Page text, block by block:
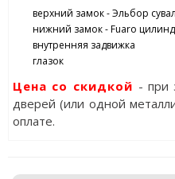
верхний замок - Эльбор
нижний замок - Fuaro
внутренняя задвижка
глазок
Цена со скидкой - при
дверей (или одной
оплате.